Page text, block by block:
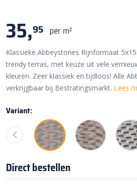
35,95 per m²
Klassieke Abbeystones Rijnformaat
trendy terras, met keuze uit vele
kleuren. Zeer klassiek en tijdloos! Alle
verkrijgbaar bij Bestratingsmarkt. Lees
Variant:
Direct bestellen